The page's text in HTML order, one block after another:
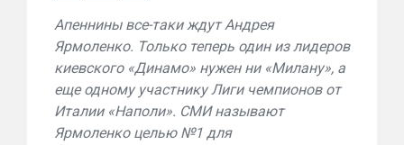
Апеннины все-таки ждут Андрея
Ярмоленко. Только теперь один из лидеров
киевского «Динамо» нужен ни «Милану», а
еще одному участнику Лиги чемпионов от
Италии «Наполи». СМИ называют
Ярмоленко целью №1 для